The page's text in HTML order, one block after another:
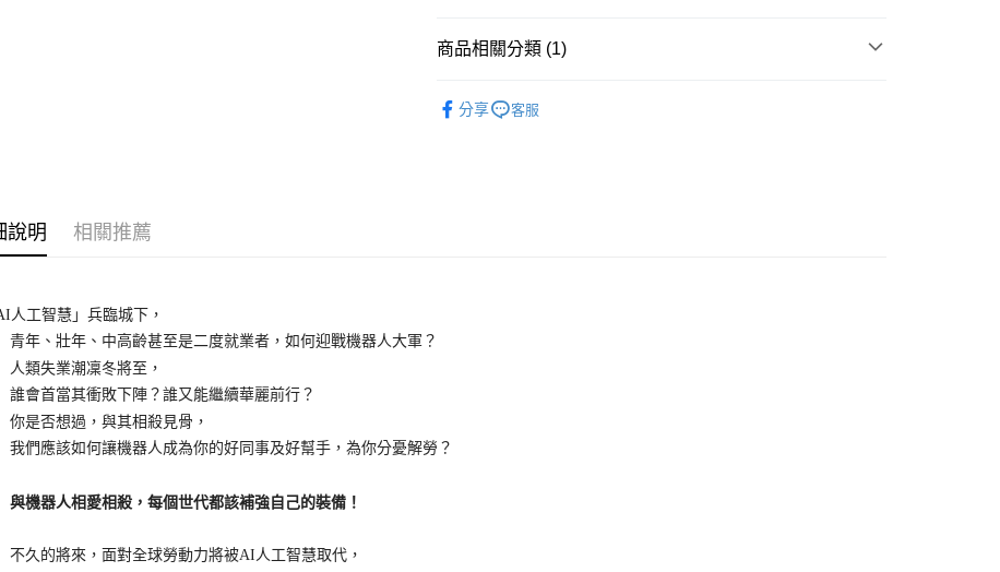
商品相關分類 (1)
分享
客服
說明 相關推薦
人工智慧」兵臨城下，
年、壯年、中高齡甚至是二度就業者，如何迎戰機器人大軍？
類失業潮凜冬將至，
會首當其衝敗下陣？誰又能繼續華麗前行？
是否想過，與其相殺見骨，
們應該如何讓機器人成為你的好同事及好幫手，為你分憂解勞？
機器人相愛相殺，每個世代都該補強自己的裝備！
久的將來，面對全球勞動力將被AI人工智慧取代，